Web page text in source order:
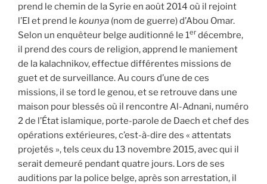
prend le chemin de la Syrie en août 2014 où il rejoint
l’EI et prend le kounya (nom de guerre) d’Abou Omar.
Selon un enquêteur belge auditionné le 1er décembre,
il prend des cours de religion, apprend le maniement
de la kalachnikov, effectue différentes missions de
guet et de surveillance. Au cours d’une de ces
missions, il se tord le genou, et se retrouve dans une
maison pour blessés où il rencontre Al-Adnani, numéro
2 de l’État islamique, porte-parole de Daech et chef des
opérations extérieures, c’est-à-dire des « attentats
projetés », tels ceux du 13 novembre 2015, avec qui il
serait demeuré pendant quatre jours. Lors de ses
auditions par la police belge, après son arrestation, il